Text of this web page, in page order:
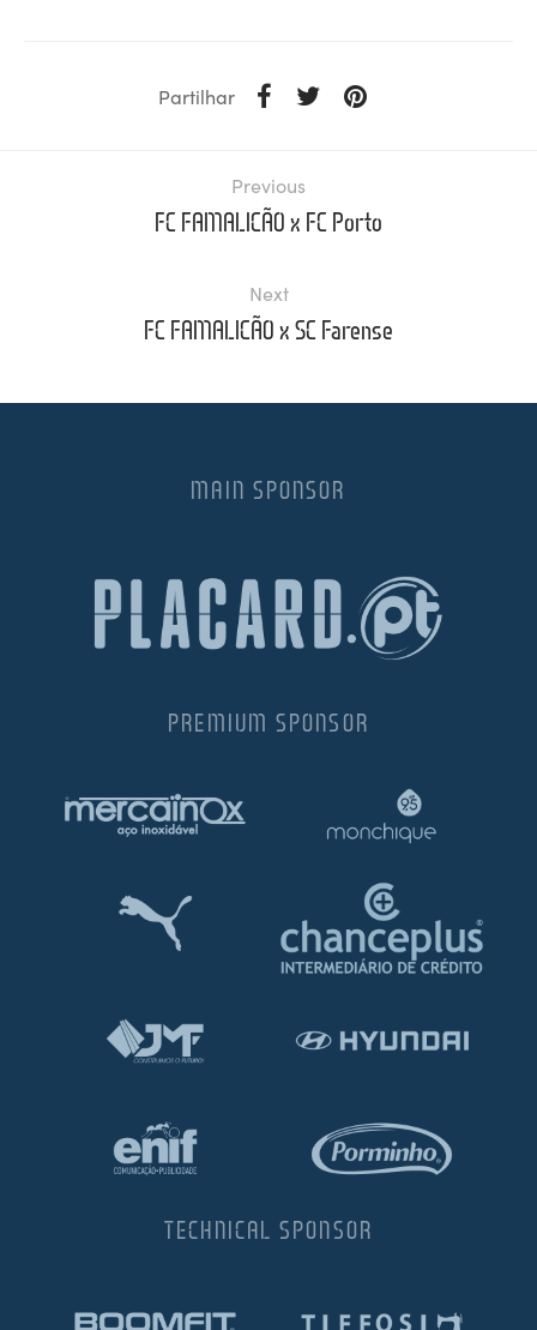
Partilhar
Previous
FC FAMALICÃO x FC Porto
Next
FC FAMALICÃO x SC Farense
MAIN SPONSOR
PREMIUM SPONSOR
TECHNICAL SPONSOR